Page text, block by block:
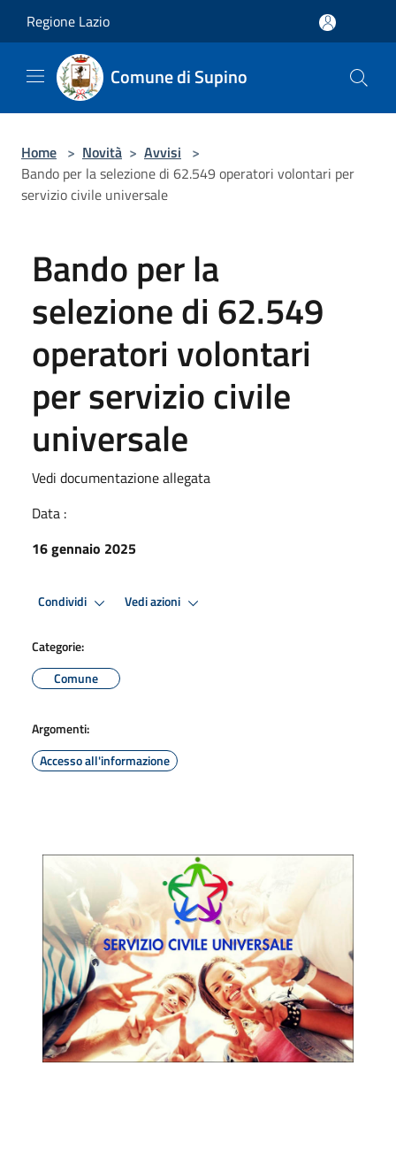
Regione Lazio
Comune di Supino
Home > Novità > Avvisi >
Bando per la selezione di 62.549 operatori volontari per
servizio civile universale
Bando per la
selezione di 62.549
operatori volontari
per servizio civile
universale
Vedi documentazione allegata
Data :
16 gennaio 2025
Condividi Vedi azioni
Categorie:
Comune
Argomenti:
Accesso all'informazione